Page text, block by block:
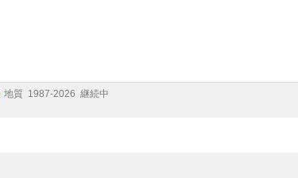
地質 1987-2026 継続中